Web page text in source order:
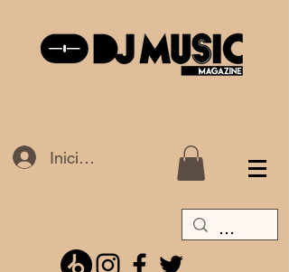
Iniciar sesión